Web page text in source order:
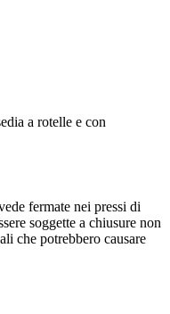
a rotelle e con
fermate nei pressi di
soggette a chiusure non
che potrebbero causare